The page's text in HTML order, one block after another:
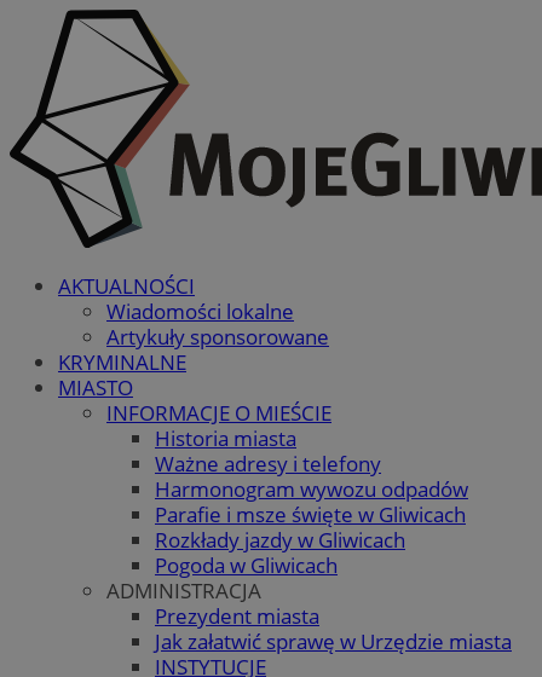
AKTUALNOŚCI
Wiadomości lokalne
Artykuły sponsorowane
KRYMINALNE
MIASTO
INFORMACJE O MIEŚCIE
Historia miasta
Ważne adresy i telefony
Harmonogram wywozu odpadów
Parafie i msze święte w Gliwicach
Rozkłady jazdy w Gliwicach
Pogoda w Gliwicach
ADMINISTRACJA
Prezydent miasta
Jak załatwić sprawę w Urzędzie miasta
INSTYTUCJE